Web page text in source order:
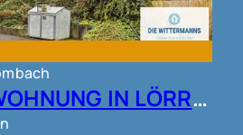
2-ZIMMER-WOHNUNG IN LÖRRACH OT BROMBACH !!!